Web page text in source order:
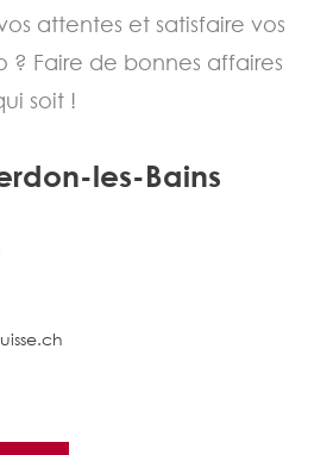
attentes et satisfaire vos
? Faire de bonnes affaires
soit !
les-Bains